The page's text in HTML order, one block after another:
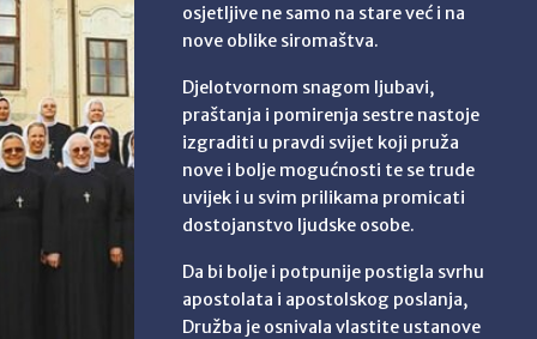
osjetljive ne samo na stare već i na
nove oblike siromaštva.
Djelotvornom snagom ljubavi,
praštanja i pomirenja sestre nastoje
izgraditi u pravdi svijet koji pruža
nove i bolje mogućnosti te se trude
uvijek i u svim prilikama promicati
dostojanstvo ljudske osobe.
Da bi bolje i potpunije postigla svrhu
apostolata i apostolskog poslanja,
Družba je osnivala vlastite ustanove